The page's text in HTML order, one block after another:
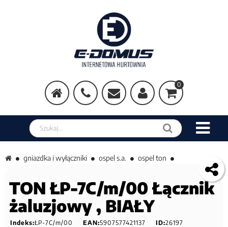
0
Szukaj w sklepie
gniazdka i wyłączniki ospel s.a. ospel ton
TON ŁP-7C/m/00 Łącznik
żaluzjowy , BIAŁY
Indeks:ŁP-7C/m/00 EAN:5907577421137 ID:26197